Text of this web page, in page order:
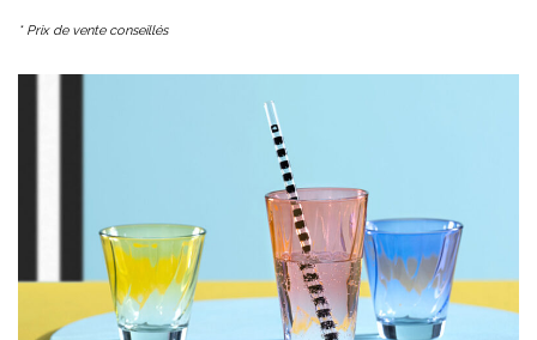
* Prix de vente conseillés